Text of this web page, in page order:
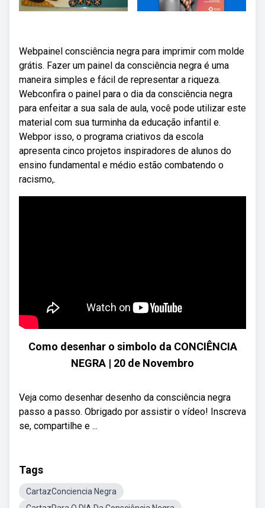
Webpainel consciência negra para imprimir com molde
grátis. Fazer um painel da consciência negra é uma
maneira simples e fácil de representar a riqueza.
Webconfira o painel para o dia da consciência negra
para enfeitar a sua sala de aula, você pode utilizar este
material com sua turminha da educação infantil e.
Webpor isso, o programa criativos da escola
apresenta cinco projetos inspiradores de alunos do
ensino fundamental e médio estão combatendo o
racismo,.
Como desenhar o simbolo da CONCIÊNCIA
NEGRA | 20 de Novembro
Veja como desenhar desenho da consciência negra
passo a passo. Obrigado por assistir o vídeo! Inscreva
se, compartilhe e ...
Tags
CartazConciencia Negra